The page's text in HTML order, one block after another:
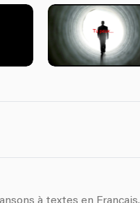
création de chansons à textes en Français.